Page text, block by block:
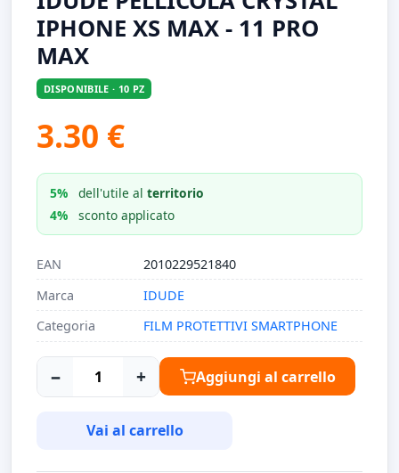
IPHONE XS MAX - 11 PRO
MAX
DISPONIBILE · 10 PZ
3.30 €
5% dell'utile alterritorio
4%
sconto applicato
EAN
2010229521840
Marca
IDUDE
Categoria
FILM PROTETTIVI SMARTPHONE
− + Aggiungi al carrello
Vai al carrello